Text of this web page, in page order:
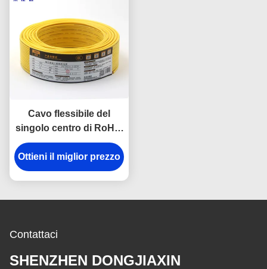
Cavo flessibile del
singolo centro di RoHS,
cavo d'isolamento della
costruzione del filo di
rame del PVC di H05V-K
Ottieni il miglior prezzo
Contattaci
SHENZHEN DONGJIAXIN